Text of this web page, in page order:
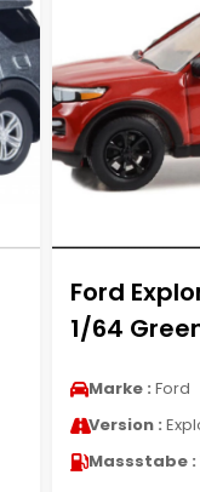
Ford
1/64
Marke : Ford
Version :
Massstabe :